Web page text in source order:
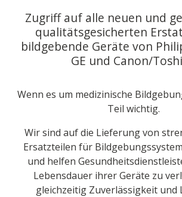
Zugriff auf alle neuen und
qualitätsgesicherten
bildgebende Geräte von
GE und Canon/
Wenn es um medizinische
Teil wichtig.
Wir sind auf die Lieferung von
Ersatzteilen für
und helfen
Lebensdauer ihrer Geräte zu
gleichzeitig Zuverlässigkeit und